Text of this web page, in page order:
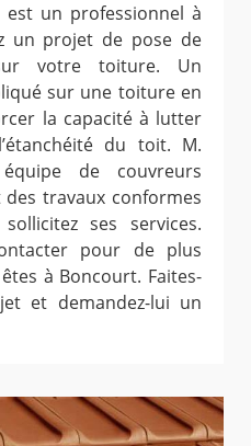
est un professionnel à
un projet de pose de
votre toiture. Un
sur une toiture en
la capacité à lutter
du toit. M.
de couvreurs
travaux conformes
ses services.
pour de plus
à Boncourt. Faites-
et demandez-lui un